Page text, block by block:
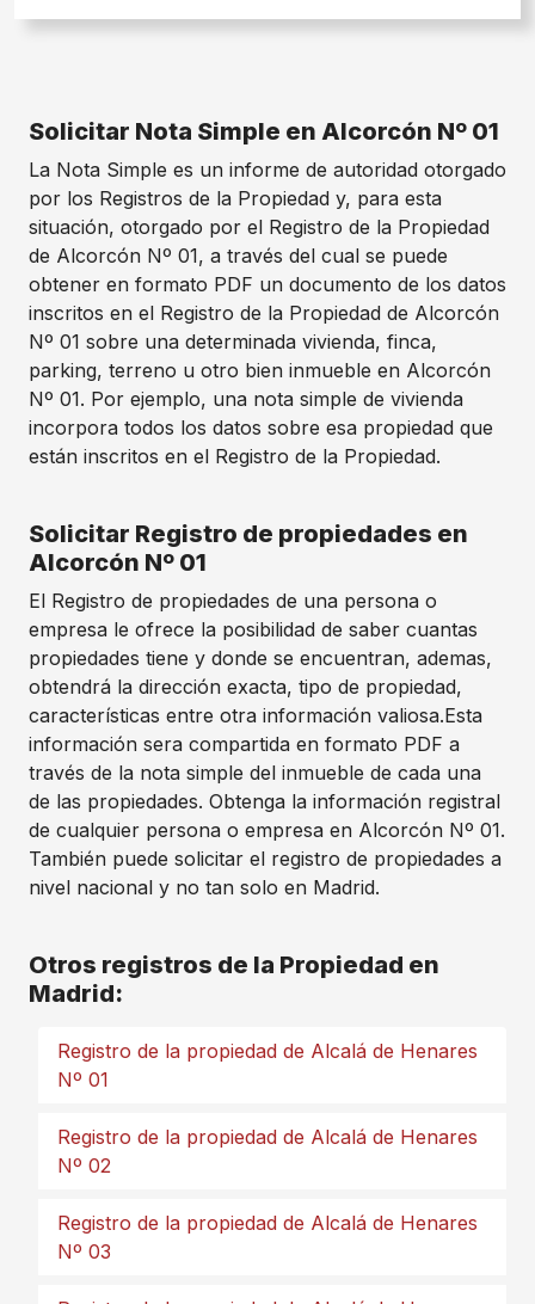
Solicitar Nota Simple en Alcorcón Nº 01
La Nota Simple es un informe de autoridad otorgado
por los Registros de la Propiedad y, para esta
situación, otorgado por el Registro de la Propiedad
de Alcorcón Nº 01, a través del cual se puede
obtener en formato PDF un documento de los datos
inscritos en el Registro de la Propiedad de Alcorcón
Nº 01 sobre una determinada vivienda, finca,
parking, terreno u otro bien inmueble en Alcorcón
Nº 01. Por ejemplo, una nota simple de vivienda
incorpora todos los datos sobre esa propiedad que
están inscritos en el Registro de la Propiedad.
Solicitar Registro de propiedades en
Alcorcón Nº 01
El Registro de propiedades de una persona o
empresa le ofrece la posibilidad de saber cuantas
propiedades tiene y donde se encuentran, ademas,
obtendrá la dirección exacta, tipo de propiedad,
características entre otra información valiosa.Esta
información sera compartida en formato PDF a
través de la nota simple del inmueble de cada una
de las propiedades. Obtenga la información registral
de cualquier persona o empresa en Alcorcón Nº 01.
También puede solicitar el registro de propiedades a
nivel nacional y no tan solo en Madrid.
Otros registros de la Propiedad en
Madrid:
Registro de la propiedad de Alcalá de Henares
Nº 01
Registro de la propiedad de Alcalá de Henares
Nº 02
Registro de la propiedad de Alcalá de Henares
Nº 03